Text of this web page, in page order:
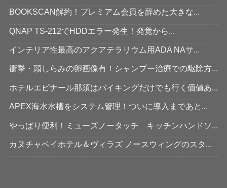
BOOKSCAN解約！プレミアム会員を辞めた大きな...
QNAP TS-212でHDDエラー発生！発覚から...
インテリア性最高のアクアテラリウム用ADA NAサ...
衝撃・頭しらみの卵画像有！シャンプー治療での駆除方...
ホテルエピナール那須はバイキングだけでも行く価値あ...
APEX海水水槽をシステム管理！ついに導入まであと...
やっぱり便利！ミューズノータッチ キッチンハンドソ...
カヌチャベイホテル＆ヴィラズ ノースウィングのスタ...